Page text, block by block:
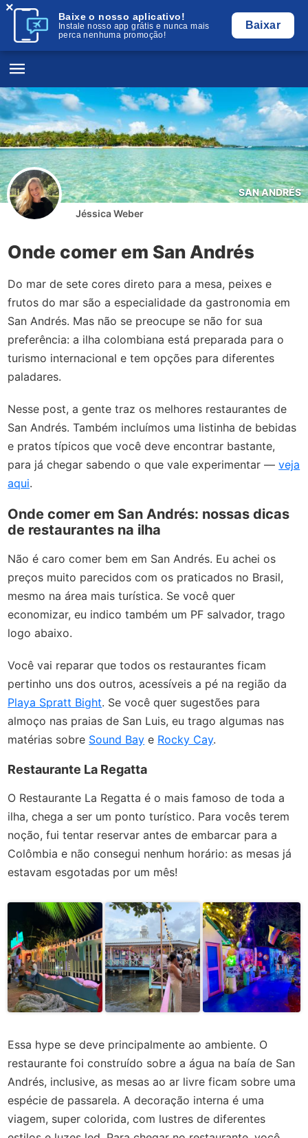
Baixe o nosso aplicativo!
Instale nosso app grátis e nunca mais
perca nenhuma promoção!
Baixar
×
SAN ANDRÉS
Jéssica Weber
Onde comer em San Andrés
Do mar de sete cores direto para a mesa, peixes e
frutos do mar são a especialidade da gastronomia em
San Andrés. Mas não se preocupe se não for sua
preferência: a ilha colombiana está preparada para o
turismo internacional e tem opções para diferentes
paladares.
Nesse post, a gente traz os melhores restaurantes de
San Andrés. Também incluímos uma listinha de bebidas
e pratos típicos que você deve encontrar bastante,
para já chegar sabendo o que vale experimentar —veja
aqui.
Onde comer em San Andrés: nossas dicas
de restaurantes na ilha
Não é caro comer bem em San Andrés. Eu achei os
preços muito parecidos com os praticados no Brasil,
mesmo na área mais turística. Se você quer
economizar, eu indico também um PF salvador, trago
logo abaixo.
Você vai reparar que todos os restaurantes ficam
pertinho uns dos outros, acessíveis a pé na região da
Playa Spratt Bight. Se você quer sugestões para
almoço nas praias de San Luis, eu trago algumas nas
matérias sobre Sound Bay e Rocky Cay.
Restaurante La Regatta
O Restaurante La Regatta é o mais famoso de toda a
ilha, chega a ser um ponto turístico. Para vocês terem
noção, fui tentar reservar antes de embarcar para a
Colômbia e não consegui nenhum horário: as mesas já
estavam esgotadas por um mês!
Essa hype se deve principalmente ao ambiente. O
restaurante foi construído sobre a água na baía de San
Andrés, inclusive, as mesas ao ar livre ficam sobre uma
espécie de passarela. A decoração interna é uma
viagem, super colorida, com lustres de diferentes